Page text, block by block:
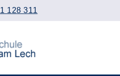
128 311